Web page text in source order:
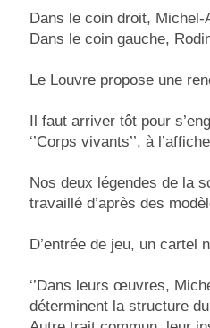
Dans le coin droit, Michel-
Dans le coin gauche,
Le Louvre propose une
Il faut arriver tôt pour
‘’Corps vivants’’, à
Nos deux légendes de la
travaillé d’après des
D’entrée de jeu, un cartel
‘’Dans leurs œuvres,
déterminent la structure